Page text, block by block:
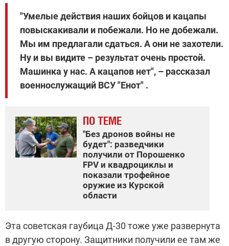
"Умелые действия наших бойцов и кацапы
повыскакивали и побежали. Но не добежали.
Мы им предлагали сдаться. А они не захотели.
Ну и вы видите – результат очень простой.
Машинка у нас. А кацапов нет", – рассказал
военнослужащий ВСУ "Енот" .
ПО ТЕМЕ
"Без дронов войны не
будет": разведчики
получили от Порошенко
FPV и квадроциклы и
показали трофейное
оружие из Курской
области
Эта советская гаубица Д-30 тоже уже развернута
в другую сторону. Защитники получили ее там же